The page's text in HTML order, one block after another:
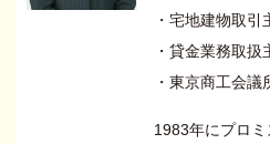
・宅地建物取引
・貸金業務取扱
・東京商工会
1983年にプロ